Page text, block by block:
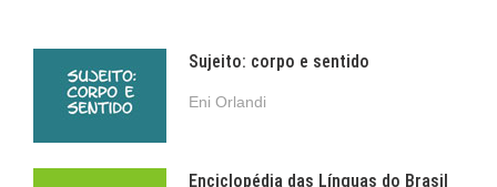
Sujeito: corpo e sentido
Eni Orlandi
Enciclopédia das Línguas do Brasil